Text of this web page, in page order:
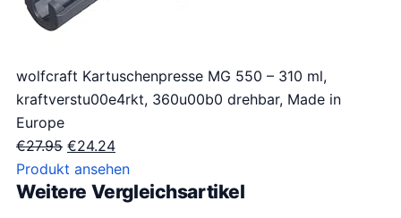
wolfcraft Kartuschenpresse MG 550 – 310 ml,
kraftverstu00e4rkt, 360u00b0 drehbar, Made in
Europe
€27.95 O
o
r
€24.24H
u
i
Produkt ansehen
Weitere Vergleichsartikel